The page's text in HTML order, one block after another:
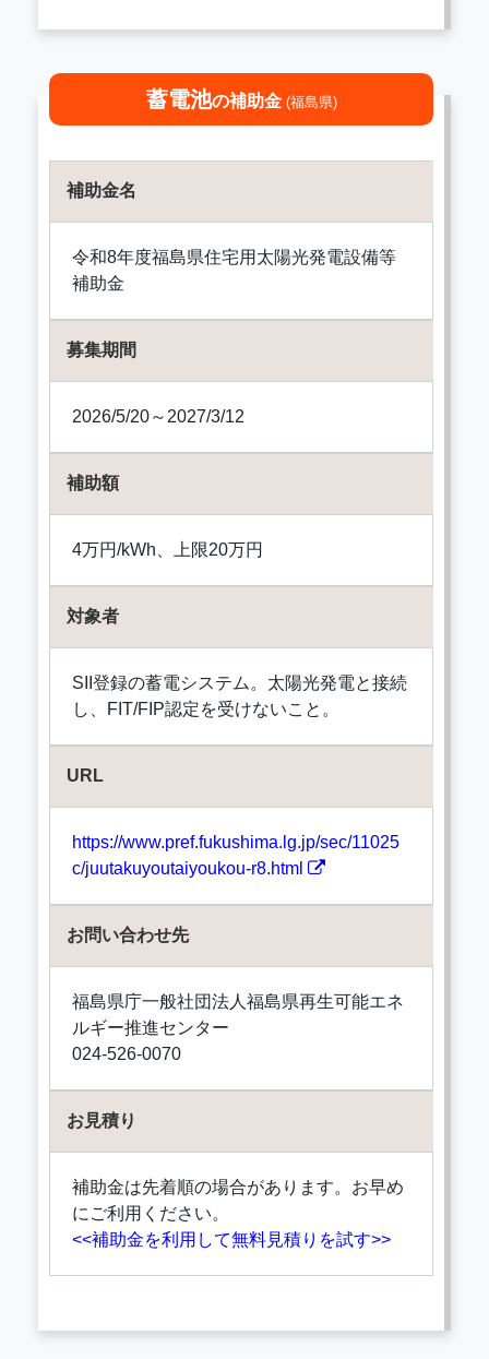
蓄電池の補助金 (福島県)
補助金名
令和8年度福島県住宅用太陽光発電設備等
補助金
募集期間
2026/5/20～2027/3/12
補助額
4万円/kWh、上限20万円
対象者
SII登録の蓄電システム。太陽光発電と接続
し、FIT/FIP認定を受けないこと。
URL
https://www.pref.fukushima.lg.jp/sec/11025
c/juutakuyoutaiyoukou-r8.html
お問い合わせ先
福島県庁一般社団法人福島県再生可能エネ
ルギー推進センター
024-526-0070
お見積り
補助金は先着順の場合があります。お早め
にご利用ください。
<<補助金を利用して無料見積りを試す>>